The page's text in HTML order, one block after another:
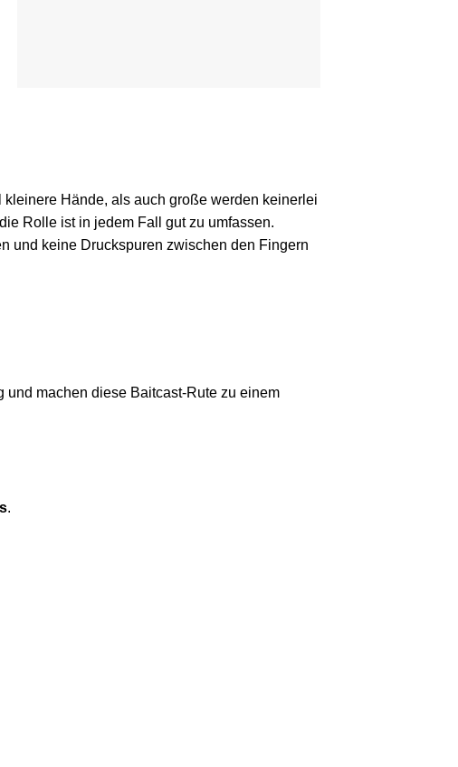
Hände, als auch große werden keinerlei
Rolle ist in jedem Fall gut zu umfassen.
und keine Druckspuren zwischen den Fingern
machen diese Baitcast-Rute zu einem
.